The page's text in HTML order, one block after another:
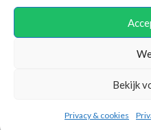
Bekijk
Privacy & cookies
Hulplijnonline maakt enkel dit
aansprakelijk voor de inhoud van het